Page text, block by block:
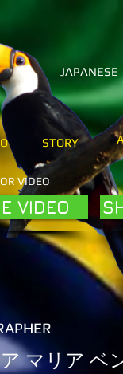
VIDEO
VIDEO
JAPANESE
STORY
マリア ベ